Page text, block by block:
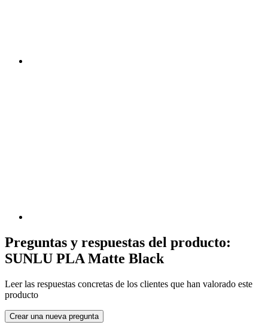
Preguntas y respuestas del producto:
SUNLU PLA Matte Black
Leer las respuestas concretas de los clientes que han valorado este
producto
Crear una nueva pregunta